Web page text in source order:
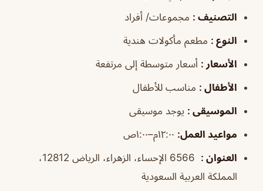
التصنيف : مجموعات/ أفراد
النوع : مطعم مأكولات هندية
الأسعار : أسعار متوسطة إلى مرتفعة
الأطفال : مناسب للأطفال
الموسيقى : يوجد موسيقى
مواعيد العمل:
العنوان :
6566 الإحساء، الزهراء، الرياض 12812،
المملكة العربية السعودية